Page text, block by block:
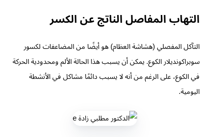
التهاب المفاصل الناتج عن الكسر
التآكل المفصلي (هشاشة العظام) هو أيضًا من المضاعفات لكسور
سوبراكونديلار الكوع. يمكن أن يسبب هذا الحالة الألم ومحدودية الحركة
في الكوع، على الرغم من أنه لا يسبب دائمًا مشاكل في الأنشطة
اليومية.